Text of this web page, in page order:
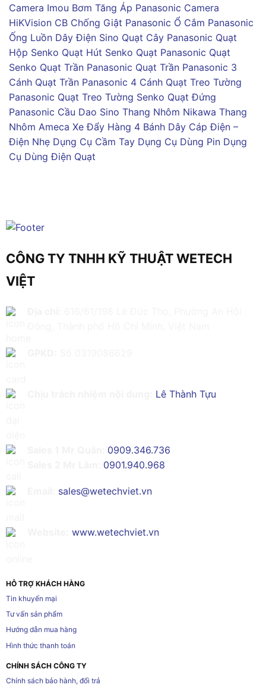
Camera Imou Bơm Tăng Áp Panasonic Camera
HiKVision CB Chống Giật Panasonic Ổ Cắm Panasonic
Ống Luồn Dây Điện Sino Quạt Cây Panasonic Quạt
Hộp Senko Quạt Hút Senko Quạt Panasonic Quạt
Senko Quạt Trần Panasonic Quạt Trần Panasonic 3
Cánh Quạt Trần Panasonic 4 Cánh Quạt Treo Tường
Panasonic Quạt Treo Tường Senko Quạt Đứng
Panasonic Cầu Dao Sino Thang Nhôm Nikawa Thang
Nhôm Ameca Xe Đẩy Hàng 4 Bánh Dây Cáp Điện –
Điện Nhẹ Dụng Cụ Cầm Tay Dụng Cụ Dùng Pin Dụng
Cụ Dùng Điện Quạt
CÔNG TY TNHH KỸ THUẬT WETECH
VIỆT
Lê Thành Tựu
0909.346.736
0901.940.968
sales@wetechviet.vn
www.wetechviet.vn
HỖ TRỢ KHÁCH HÀNG
Tin khuyến mại
Tư vấn sản phẩm
Hướng dẫn mua hàng
Hình thức thanh toán
CHÍNH SÁCH CÔNG TY
Chính sách bảo hành, đổi trả